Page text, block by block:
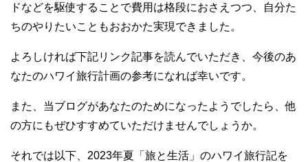
ドなどを駆使することで費用は格段におさえつつ、自分た
ちのやりたいこともおおかた実現できました。
よろしければ下記リンク記事を読んでいただき、今後のあ
なたのハワイ旅行計画の参考になれば幸いです。
また、当ブログがあなたのためになったようでしたら、他
の方にもぜひすすめていただけませんでしょうか。
それでは以下、2023年夏「旅と生活」のハワイ旅行記を